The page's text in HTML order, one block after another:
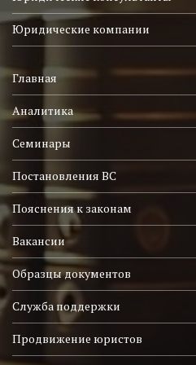
Юридические компании
Главная
Аналитика
Семинары
Постановления ВС
Пояснения к законам
Вакансии
Образцы документов
Служба поддержки
Продвижение юристов